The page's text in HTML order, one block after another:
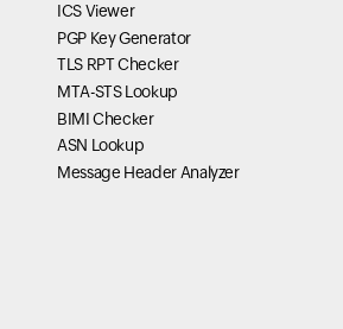
ICS Viewer
PGP Key Generator
TLS RPT Checker
MTA-STS Lookup
BIMI Checker
ASN Lookup
Message Header Analyzer